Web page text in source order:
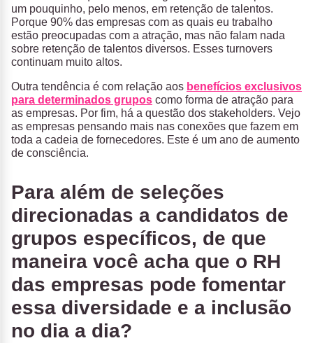
um pouquinho, pelo menos, em retenção de talentos.
Porque 90% das empresas com as quais eu trabalho
estão preocupadas com a atração, mas não falam nada
sobre retenção de talentos diversos. Esses turnovers
continuam muito altos.
Outra tendência é com relação aos benefícios exclusivos
para determinados grupos como forma de atração para
as empresas. Por fim, há a questão dos stakeholders. Vejo
as empresas pensando mais nas conexões que fazem em
toda a cadeia de fornecedores. Este é um ano de aumento
de consciência.
Para além de seleções
direcionadas a candidatos de
grupos específicos, de que
maneira você acha que o RH
das empresas pode fomentar
essa diversidade e a inclusão
no dia a dia?